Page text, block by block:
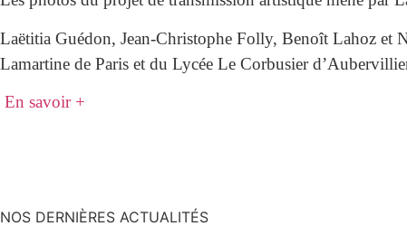
Laëtitia Guédon, Jean-Christophe Folly, Benoît Lahoz et
Lamartine de Paris et du Lycée Le Corbusier
En savoir +
NOS DERNIÈRES ACTUALITÉS